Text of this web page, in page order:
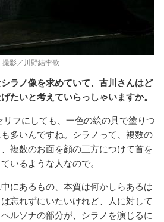
撮影／川野結李歌
ラノ像を求めていて、古川さんはど
たいと考えていらっしゃいますか。
リフにしても、一色の絵の具で塗りつ
多いんですね。シラノって、複数の
複数のお面を顔の三方につけて首を
いるような人なので。
にあるもの、本質は何かしらあるは
忘れずにいたいけれど、人に対して
ルソナの部分が、シラノを演じるに